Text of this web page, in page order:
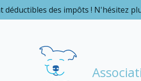
déductibles des impôts ! N'hésitez